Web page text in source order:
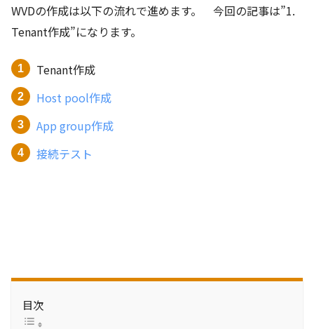
WVDの作成は以下の流れで進めます。 今回の記事は”1.
Tenant作成”になります。
Tenant作成
Host pool作成
App group作成
接続テスト
目次